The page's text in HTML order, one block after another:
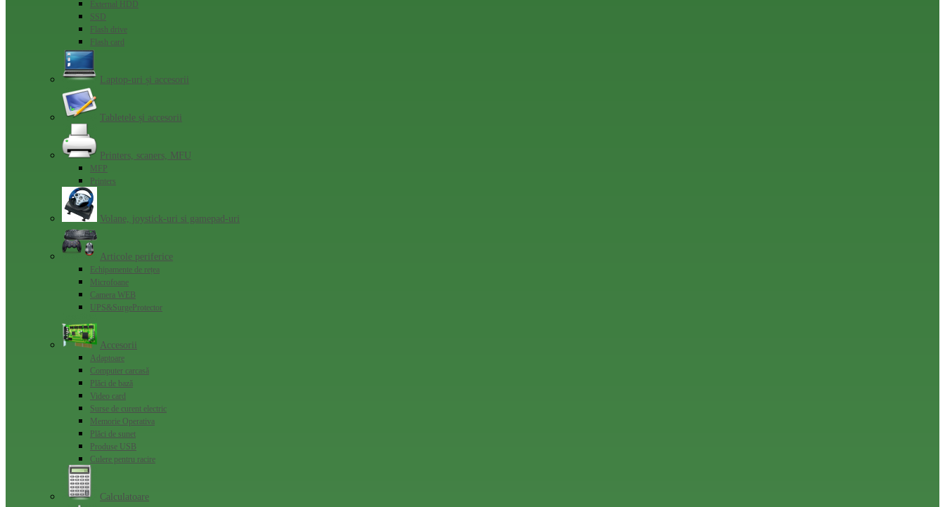
External HDD
SSD
Flash drive
Flash card
Laptop-uri și accesorii
Tabletele și accesorii
Printers, scaners, MFU
MFP
Printers
Volane, joystick-uri si gamepad-uri
Articole periferice
Echipamente de rețea
Microfoane
Camera WEB
UPS&SurgeProtector
Accesorii
Adaptoare
Computer carcasă
Plăci de bază
Video card
Surse de curent electric
Memorie Operativa
Plăci de sunet
Produse USB
Culere pentru racire
Calculatoare